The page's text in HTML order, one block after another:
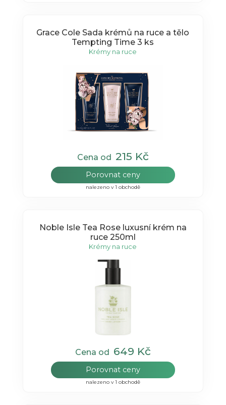
Grace Cole Sada krémů na ruce a tělo
Tempting Time 3 ks
Krémy na ruce
Cena od 215 Kč
Porovnat ceny
nalezeno v 1 obchodě
Noble Isle Tea Rose luxusní krém na
ruce 250ml
Krémy na ruce
Cena od 649 Kč
Porovnat ceny
nalezeno v 1 obchodě